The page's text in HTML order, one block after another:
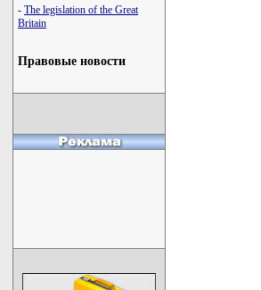
- The legislation of the Great
Britain
Правовые новости